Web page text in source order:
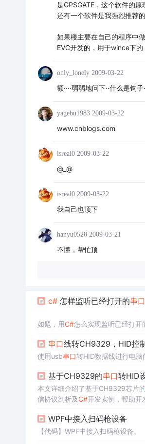
是GPSGATE，这个软件的
还有一个软件是我强烈推荐
如果楼主要在自己的程序中
EVC开发的，用于wince下
only_lonely 2009-03-22
额····弱弱地问下··什么是钩
yagebu1983 2009-03-22
www.cnblogs.com
isreal0 2009-03-22
@_@
isreal0 2009-03-22
我自己也顶下
hanyu0528 2009-03-21
不懂，帮忙顶
c#怎样监听已经打开的串口
如题，用C#怎么实现监听已经打开
eadfile,writefile,KernelIoControl等
当然，如果只是想实现效果，你当
串口线转CH9329，HID控
使用usb串口转HID数据线进行电脑
基于CH9329的串口转HID
本文详细介绍了基于CH9329芯片的
信协议剖析及 C#开发实例，帮助开
WPF中接入扫码枪设备
【代码】WPF中接入扫码枪设备。